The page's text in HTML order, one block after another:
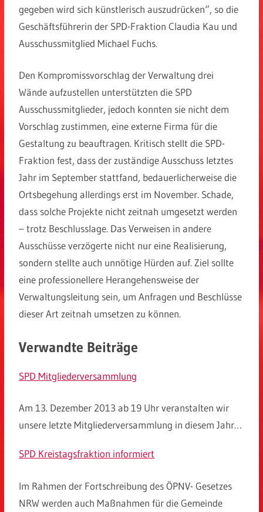
gegeben wird sich künstlerisch auszudrücken“, so die
Geschäftsführerin der SPD-Fraktion Claudia Kau und
Ausschussmitglied Michael Fuchs.
Den Kompromissvorschlag der Verwaltung drei
Wände aufzustellen unterstützten die SPD
Ausschussmitglieder, jedoch konnten sie nicht dem
Vorschlag zustimmen, eine externe Firma für die
Gestaltung zu beauftragen. Kritisch stellt die SPD-
Fraktion fest, dass der zuständige Ausschuss letztes
Jahr im September stattfand, bedauerlicherweise die
Ortsbegehung allerdings erst im November. Schade,
dass solche Projekte nicht zeitnah umgesetzt werden
– trotz Beschlusslage. Das Verweisen in andere
Ausschüsse verzögerte nicht nur eine Realisierung,
sondern stellte auch unnötige Hürden auf. Ziel sollte
eine professionellere Herangehensweise der
Verwaltungsleitung sein, um Anfragen und Beschlüsse
dieser Art zeitnah umsetzen zu können.
Verwandte Beiträge
SPD Mitgliederversammlung
Am 13. Dezember 2013 ab 19 Uhr veranstalten wir
unsere letzte Mitgliederversammlung in diesem Jahr…
SPD Kreistagsfraktion informiert
Im Rahmen der Fortschreibung des ÖPNV- Gesetzes
NRW werden auch Maßnahmen für die Gemeinde